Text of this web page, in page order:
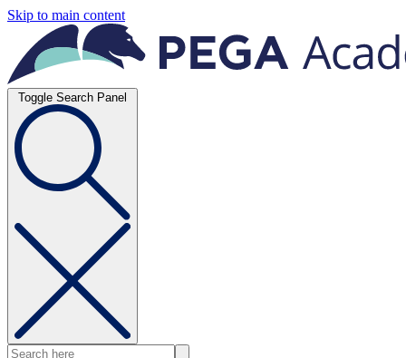
Skip to main content
Toggle Search Panel